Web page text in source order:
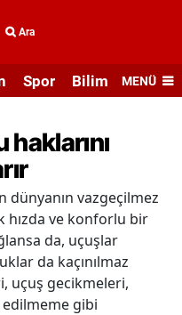
Ara
Spor Bilim veMENÜ
haklarını
dünyanın vazgeçilmez
hızda ve konforlu bir
da, uçuşlar
da kaçınılmaz
uçuş gecikmeleri,
edilmeme gibi